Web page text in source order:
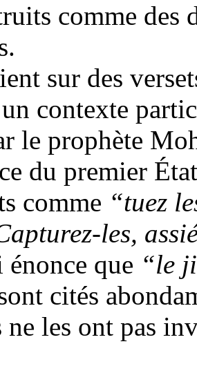
comme des
sur des
contexte
le prophète
du premier
comme “tuez
les,
que “le
cités
ne les ont pas